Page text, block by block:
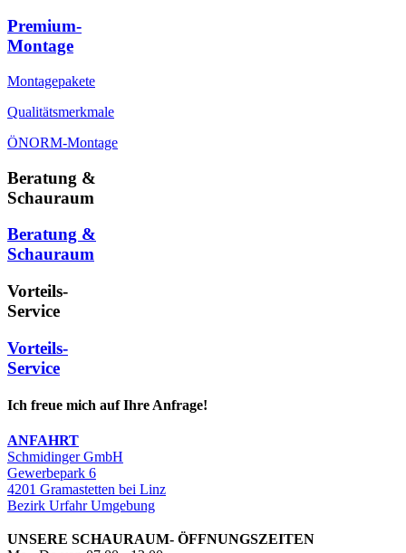
Premium-
Montage
Montagepakete
Qualitätsmerkmale
ÖNORM-Montage
Beratung &
Schauraum
Beratung &
Schauraum
Vorteils-
Service
Vorteils-
Service
Ich freue mich auf Ihre Anfrage!
ANFAHRT
Schmidinger GmbH
Gewerbepark 6
4201 Gramastetten bei Linz
Bezirk Urfahr Umgebung
UNSERE SCHAURAUM- ÖFFNUNGSZEITEN